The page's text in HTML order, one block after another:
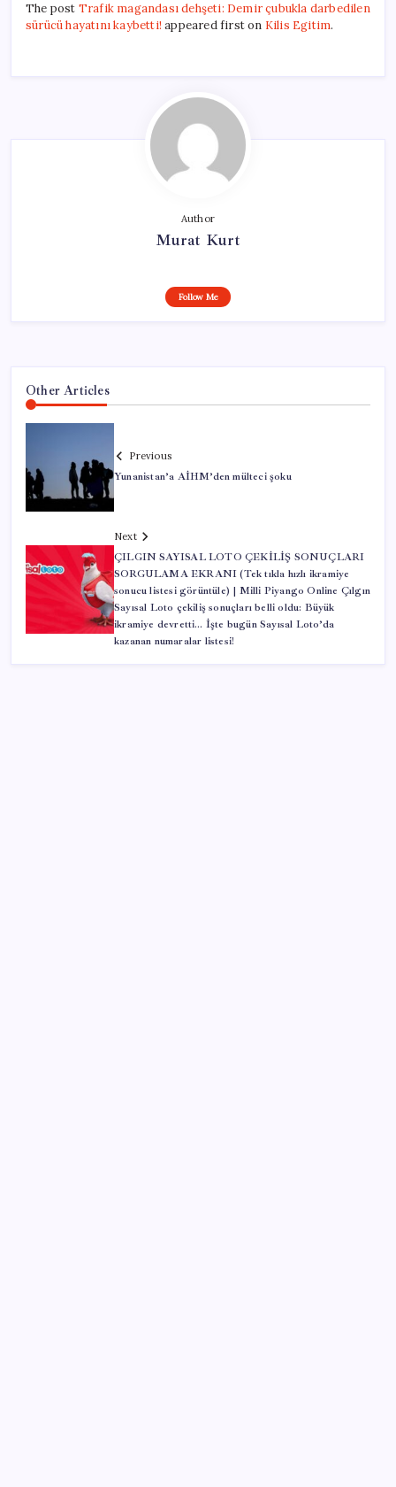
The post Trafik magandası dehşeti: Demir çubukla darbedilen
sürücü hayatını kaybetti! appeared first on Kilis Egitim.
Author
Murat Kurt
Follow Me
Other Articles
Previous
Yunanistan’a AİHM’den mülteci şoku
Next
ÇILGIN SAYISAL LOTO ÇEKİLİŞ SONUÇLARI
SORGULAMA EKRANI (Tek tıkla hızlı ikramiye
sonucu listesi görüntüle) | Milli Piyango Online Çılgın
Sayısal Loto çekiliş sonuçları belli oldu: Büyük
ikramiye devretti… İşte bugün Sayısal Loto’da
kazanan numaralar listesi!